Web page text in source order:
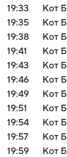
19:33
Кот
19:35
Кот
19:38
Кот
19:41
Кот
19:43
Кот
19:46
Кот
19:49
Кот
19:51
Кот
19:54
Кот
19:57
Кот
19:59
Кот